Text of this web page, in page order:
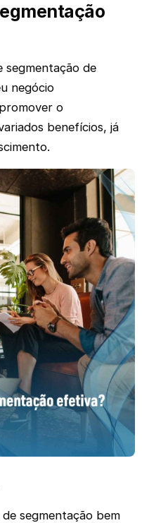
segmentação de
negócio
o
benefícios, já
segmentação bem